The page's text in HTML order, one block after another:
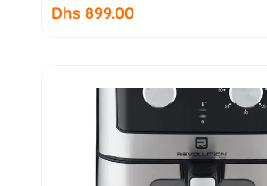
Dhs 899.00